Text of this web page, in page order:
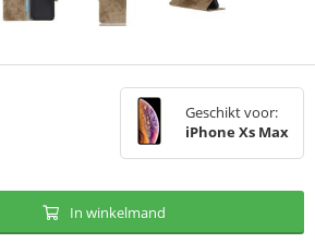
Geschikt voor:
iPhone Xs Max
In winkelmand